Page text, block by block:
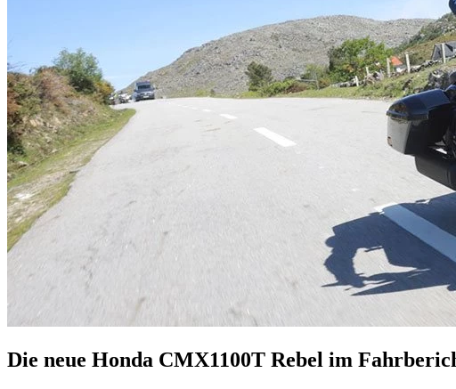
Die neue Honda CMX1100T Rebel im